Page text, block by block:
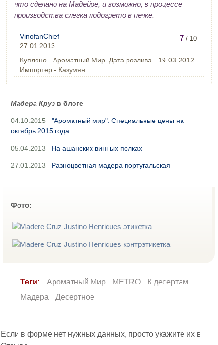
что сделано на Мадейре, и возможно, в процессе
производства слегка подогрето в печке.
7 / 10
VinofanChief
27.01.2013
Куплено - Ароматный Мир. Дата розлива - 19-03-2012.
Импортер - Казумян.
Мадера Круз в блоге
04.10.2015
"Ароматный мир". Специальные цены на
октябрь 2015 года.
05.04.2013 На ашанских винных полках
27.01.2013 Разноцветная мадера португальская
Фото:
Теги: Ароматный Мир METRO
К десертам
Мадера
Десертное
Если в форме нет нужных данных, просто укажите их в